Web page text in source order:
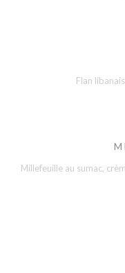
Flan
Millefeuille au sumac,